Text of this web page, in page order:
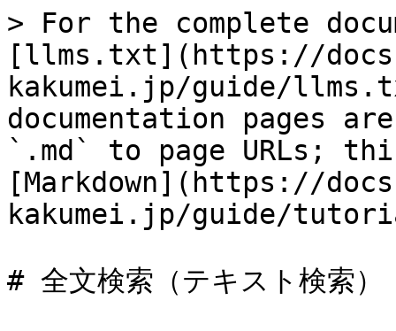
> For the complete
[llms.txt](https://
kakumei.jp/guide/
documentation pages
`.md` to page URLs;
[Markdown](https://
kakumei.jp/guide/
# 全文検索（テキスト検索）